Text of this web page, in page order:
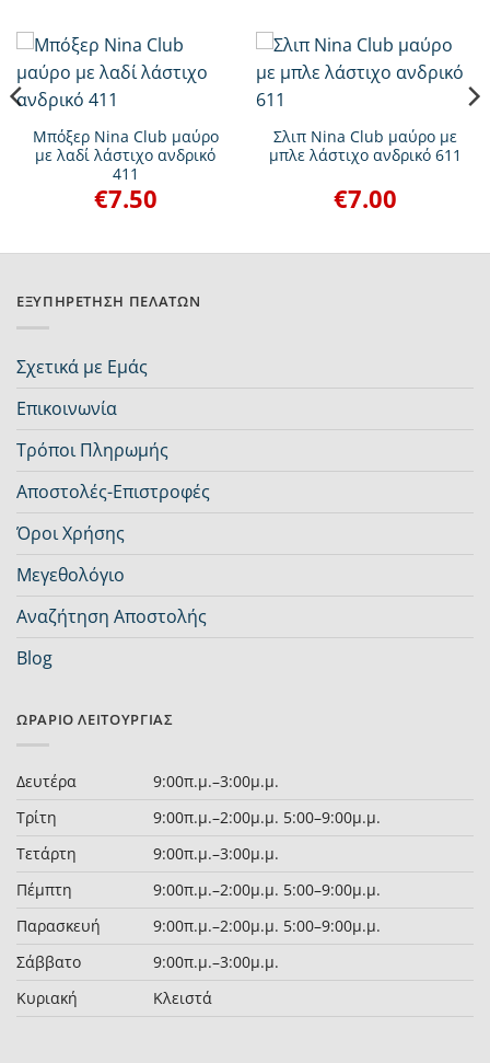
Μπόξερ Nina Club μαύρο
με λαδί λάστιχο ανδρικό
411
€7.50
Σλιπ Nina Club μαύρο με
μπλε λάστιχο ανδρικό 611
€7.00
ΕΞΥΠΗΡΈΤΗΣΗ ΠΕΛΑΤΏΝ
Σχετικά με Εμάς
Επικοινωνία
Τρόποι Πληρωμής
Αποστολές-Επιστροφές
Όροι Χρήσης
Μεγεθολόγιο
Αναζήτηση Αποστολής
Blog
ΩΡΆΡΙΟ ΛΕΙΤΟΥΡΓΊΑΣ
Δευτέρα
9:00π.μ.–3:00μ.μ.
Τρίτη
9:00π.μ.–2:00μ.μ. 5:00–9:00μ.μ.
Τετάρτη
9:00π.μ.–3:00μ.μ.
Πέμπτη
9:00π.μ.–2:00μ.μ. 5:00–9:00μ.μ.
Παρασκευή
9:00π.μ.–2:00μ.μ. 5:00–9:00μ.μ.
Σάββατο
9:00π.μ.–3:00μ.μ.
Κυριακή
Κλειστά